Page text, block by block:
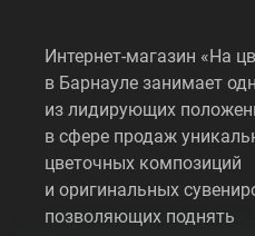
Интернет-магазин «На
в Барнауле занимает
из лидирующих
в сфере продаж
цветочных композиций
и оригинальных
позволяющих поднять